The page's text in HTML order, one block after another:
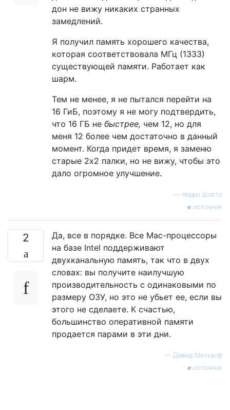
дон не вижу никаких странных
замедлений.
Я получил память хорошего качества,
которая соответствовала МГц (1333)
существующей памяти. Работает как
шарм.
Тем не менее, я не пытался перейти на
16 ГиБ, поэтому я не могу подтвердить,
что 16 ГБ не быстрее, чем 12, но для
меня 12 более чем достаточно в данный
момент. Когда придет время, я заменю
старые 2x2 палки, но не вижу, чтобы это
дало огромное улучшение.
— Керри Шоттс
источник
2
Да, все в порядке. Все Mac-процессоры
на базе Intel поддерживают
двухканальную память, так что в двух
словах: вы получите наилучшую
производительность с одинаковыми по
размеру ОЗУ, но это не убьет ее, если вы
этого не сделаете. К счастью,
большинство оперативной памяти
продается парами в эти дни.
— Дэвид Меткалф
источник